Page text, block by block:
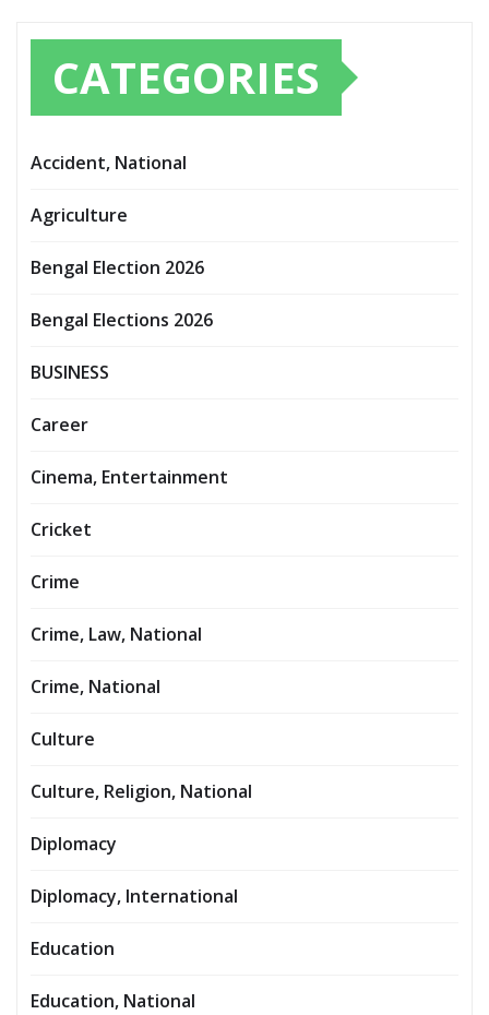
CATEGORIES
Accident, National
Agriculture
Bengal Election 2026
Bengal Elections 2026
BUSINESS
Career
Cinema, Entertainment
Cricket
Crime
Crime, Law, National
Crime, National
Culture
Culture, Religion, National
Diplomacy
Diplomacy, International
Education
Education, National